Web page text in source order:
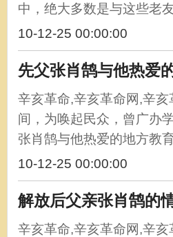
中，绝大多数是与这些老
10-12-25 00:00:00
先父张肖鹄与他热爱
辛亥革命,辛亥革命网,辛
间，为唤起民众，曾广办
张肖鹄与他热爱的地方教
10-12-25 00:00:00
解放后父亲张肖鹄的
辛亥革命,辛亥革命网,辛